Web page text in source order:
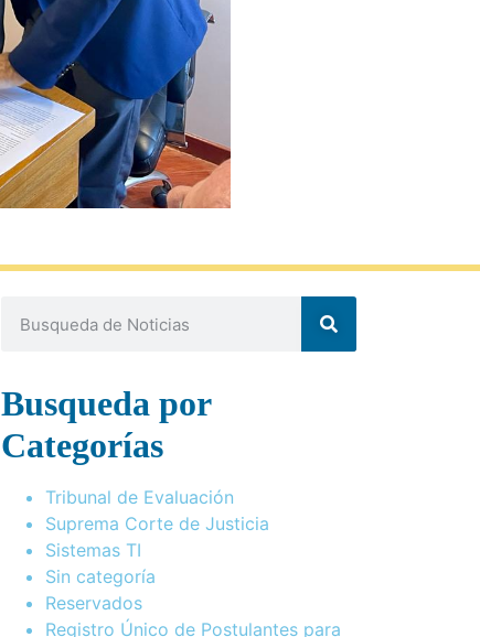
Busqueda por
Categorías
Tribunal de Evaluación
Suprema Corte de Justicia
Sistemas TI
Sin categoría
Reservados
Registro Único de Postulantes para